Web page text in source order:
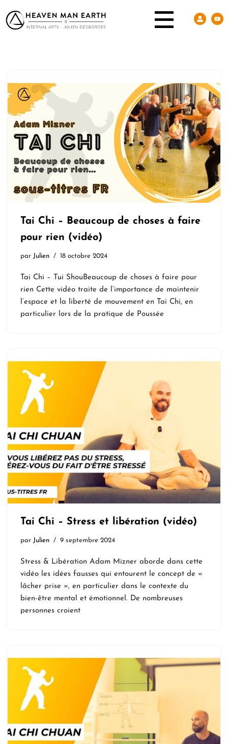
Tai Chi – Beaucoup de choses à faire
pour rien (vidéo)
par Julien 18 octobre 2024
Tai Chi – Tui ShouBeaucoup de choses à faire pour
rien Cette vidéo traite de l’importance de maintenir
l’espace et la liberté de mouvement en Tai Chi, en
particulier lors de la pratique de Poussée
Tai Chi – Stress et libération (vidéo)
par Julien 9 septembre 2024
Stress & Libération Adam Mizner aborde dans cette
vidéo les idées fausses qui entourent le concept de «
lâcher prise », en particulier dans le contexte du
bien-être mental et émotionnel. De nombreuses
personnes croient